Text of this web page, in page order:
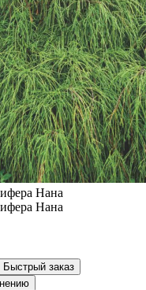
Быстрый заказ